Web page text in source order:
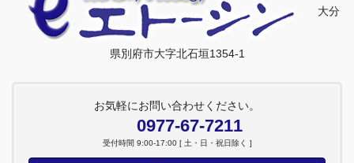
大分
県別府市大字北石垣1354-1
お気軽にお問い合わせください。
0977-67-7211
受付時間 9:00-17:00 [ 土・日・祝日除く ]